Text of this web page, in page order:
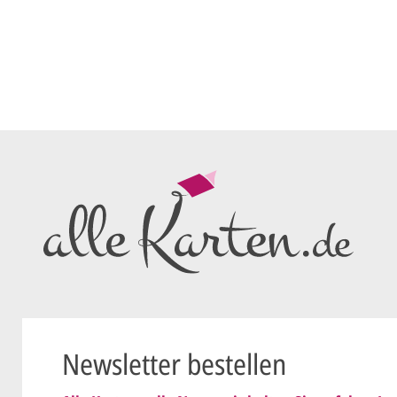
Sie
E-Mail)
Newsletter bestellen